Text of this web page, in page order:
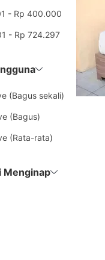
- Rp 400.000
- Rp 724.297
(Bagus sekali)
(Bagus)
(Rata-rata)
Menginap